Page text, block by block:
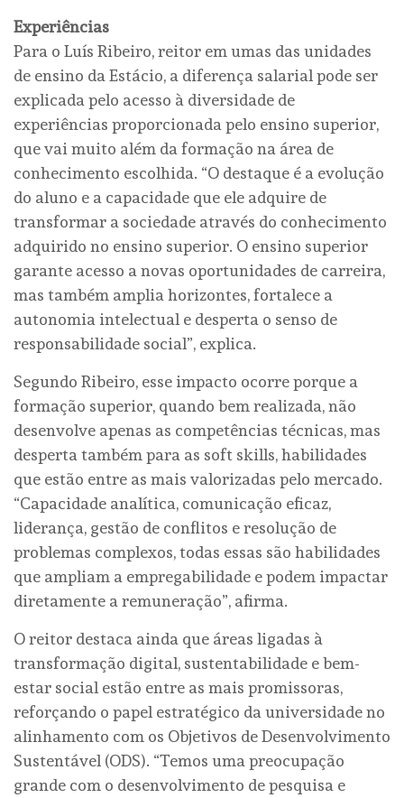
Experiências
Para o Luís Ribeiro, reitor em umas das unidades
de ensino da Estácio, a diferença salarial pode ser
explicada pelo acesso à diversidade de
experiências proporcionada pelo ensino superior,
que vai muito além da formação na área de
conhecimento escolhida. “O destaque é a evolução
do aluno e a capacidade que ele adquire de
transformar a sociedade através do conhecimento
adquirido no ensino superior. O ensino superior
garante acesso a novas oportunidades de carreira,
mas também amplia horizontes, fortalece a
autonomia intelectual e desperta o senso de
responsabilidade social”, explica.
Segundo Ribeiro, esse impacto ocorre porque a
formação superior, quando bem realizada, não
desenvolve apenas as competências técnicas, mas
desperta também para as soft skills, habilidades
que estão entre as mais valorizadas pelo mercado.
“Capacidade analítica, comunicação eficaz,
liderança, gestão de conflitos e resolução de
problemas complexos, todas essas são habilidades
que ampliam a empregabilidade e podem impactar
diretamente a remuneração”, afirma.
O reitor destaca ainda que áreas ligadas à
transformação digital, sustentabilidade e bem-
estar social estão entre as mais promissoras,
reforçando o papel estratégico da universidade no
alinhamento com os Objetivos de Desenvolvimento
Sustentável (ODS). “Temos uma preocupação
grande com o desenvolvimento de pesquisa e